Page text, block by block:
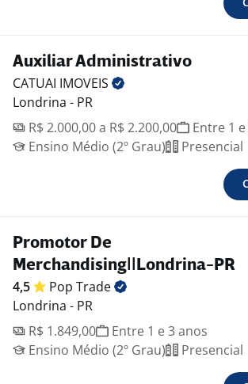
Auxiliar Administrativo
CATUAI IMOVEIS
Londrina - PR
R$ 2.000,00 a R$ 2.200,00
Entre 1
Ensino Médio (2º Grau)
Presencial
Promotor De
Merchandising||Londrina-PR
4,5 Pop Trade
Londrina - PR
R$ 1.849,00
Entre 1 e 3 anos
Ensino Médio (2º Grau)
Presencial